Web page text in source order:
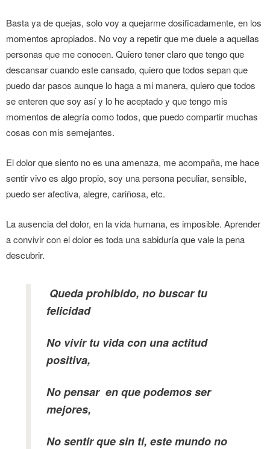
Basta ya de quejas, solo voy a quejarme dosificadamente, en los
momentos apropiados. No voy a repetir que me duele a aquellas
personas que me conocen. Quiero tener claro que tengo que
descansar cuando este cansado, quiero que todos sepan que
puedo dar pasos aunque lo haga a mi manera, quiero que todos
se enteren que soy así y lo he aceptado y que tengo mis
momentos de alegría como todos, que puedo compartir muchas
cosas con mis semejantes.
El dolor que siento no es una amenaza, me acompaña, me hace
sentir vivo es algo propio, soy una persona peculiar, sensible,
puedo ser afectiva, alegre, cariñosa, etc.
La ausencia del dolor, en la vida humana, es imposible. Aprender
a convivir con el dolor es toda una sabiduría que vale la pena
descubrir.
Queda prohibido, no buscar tu
felicidad
No vivir tu vida con una actitud
positiva,
No pensar en que podemos ser
mejores,
No sentir que sin ti, este mundo no